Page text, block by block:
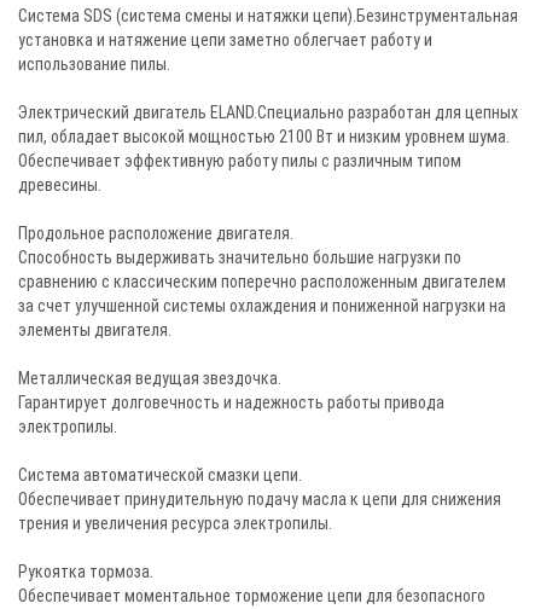
Система SDS (система смены и натяжки цепи).Безинструментальная
установка и натяжение цепи заметно облегчает работу и
использование пилы.
Электрический двигатель ELAND.Cпециально разработан для цепных
пил, обладает высокой мощностью 2100 Вт и низким уровнем шума.
Обеспечивает эффективную работу пилы с различным типом
древесины.
Продольное расположение двигателя.
Способность выдерживать значительно большие нагрузки по
сравнению с классическим поперечно расположенным двигателем
за счет улучшенной системы охлаждения и пониженной нагрузки на
элементы двигателя.
Металлическая ведущая звездочка.
Гарантирует долговечность и надежность работы привода
электропилы.
Система автоматической смазки цепи.
Обеспечивает принудительную подачу масла к цепи для снижения
трения и увеличения ресурса электропилы.
Рукоятка тормоза.
Обеспечивает моментальное торможение цепи для безопасного